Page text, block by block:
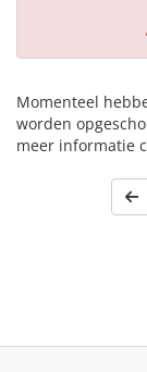
Momenteel
worden
meer informatie